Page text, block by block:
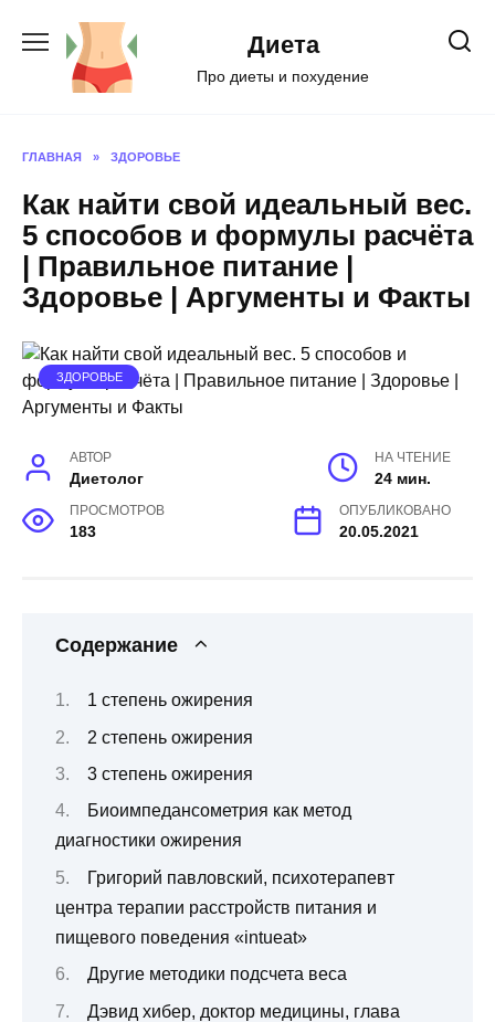
содержанию
Диета
Про диеты и похудение
ГЛАВНАЯ » ЗДОРОВЬЕ
Как найти свой идеальный вес.
5 способов и формулы расчёта
| Правильное питание |
Здоровье | Аргументы и Факты
ЗДОРОВЬЕ
АВТОР
Диетолог
НА ЧТЕНИЕ
24 мин.
ПРОСМОТРОВ
183
ОПУБЛИКОВАНО
20.05.2021
Содержание
1 степень ожирения
2 степень ожирения
3 степень ожирения
Биоимпедансометрия как метод
диагностики ожирения
Григорий павловский, психотерапевт
центра терапии расстройств питания и
пищевого поведения «intueat»
Другие методики подсчета веса
Дэвид хибер, доктор медицины, глава